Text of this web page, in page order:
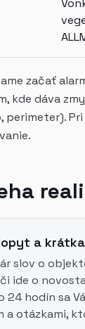
začať
kde dáva
a
slov o
ide o
24 hodín sa
a otázkami,